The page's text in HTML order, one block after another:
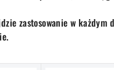
zastosowanie w każdym